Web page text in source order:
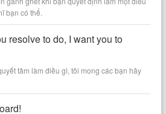
bạn có thể.
resolve to do, I want you to
tâm làm điều gì, tôi mong các bạn hãy